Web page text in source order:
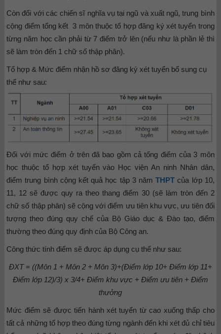
Còn đối với các chiến sĩ nghĩa vụ tại ngũ và xuất ngũ, trung bình
cộng điểm tổng kết 3 môn thuộc tổ hợp đăng ký xét tuyển trong
từng năm học cần phải từ 7 điểm trở lên (nếu như là phần lẻ thì
sẽ làm tròn đến 1 chữ số thập phân).
Tổ hợp & Mức điểm nhận hồ sơ đăng ký xét tuyển bổ sung cụ
thể như sau:
Đối với mức điểm ở trên đã bao gồm cả tổng điểm của 3 môn
học thuộc tổ hợp xét tuyển vào Học viện An ninh Nhân dân,
điểm trung bình cộng kết quả học tập 3 nămTHPT của lớp 10,
11, 12 sẽ được quy ra theo thang điểm 30 (sẽ làm tròn đến 2
chữ số thập phân) sẽ cộng với điểm ưu tiên khu vực, ưu tiên đối
tượng theo đúng quy chế của Bộ Giáo dục & Đào tạo, điểm
thường theo đúng quy định của Bộ Công an.
Công thức tính điểm sẽ được áp dụng cụ thể như sau:
ĐXT = ((Môn 1 + Môn 2 + Môn 3)+(Điểm lớp 10+ Điểm lớp 11+
Điểm lớp 12)/3) x 3/4+ Điểm khu vực + Điểm ưu tiên + Điểm
thưởng
Mức điểm sẽ được tiến hành xét tuyển từ cao xuống thấp cho
tất cả những tổ hợp theo đúng từng ngành đến khi xét đủ chỉ tiêu